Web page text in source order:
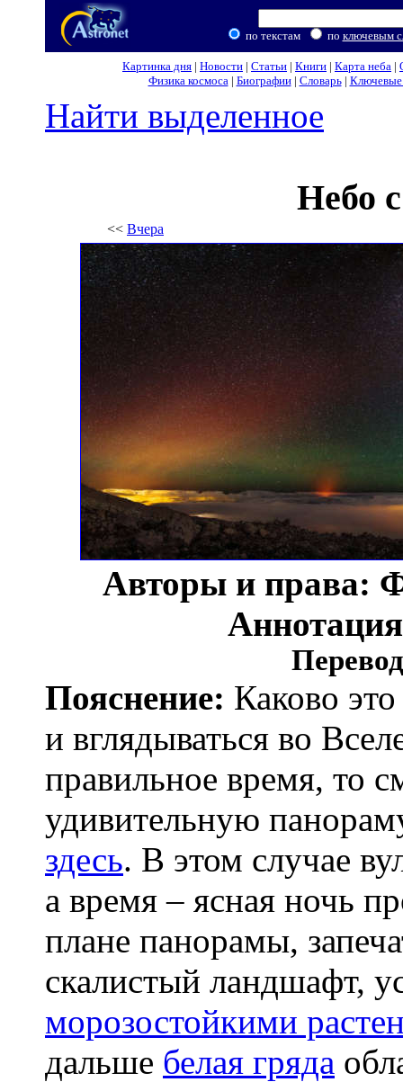
по текстам по ключевым
Картинка дня | Новости | Статьи | Книги | Карта неба |
Физика космоса| Биографии| Словарь| Ключевые
Найти выделенное
Небо
<< Вчера
Авторы и права:
Пояснение: Каково
и вглядываться во
правильное время, то
удивительную
здесь. В этом случае
а время – ясная ночь
плане панорамы,
скалистый ландшафт,
морозостойкими
дальше белая гряда